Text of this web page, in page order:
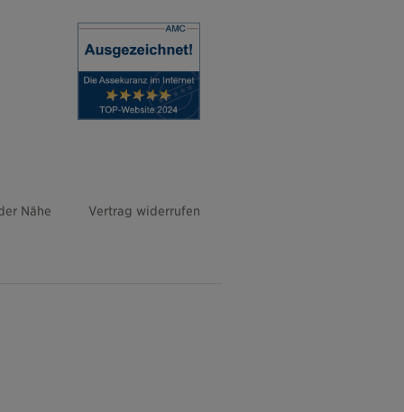
Nähe Vertrag widerrufen